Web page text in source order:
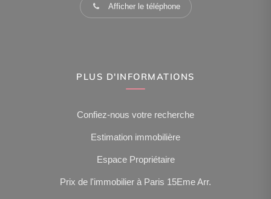
Afficher le téléphone
PLUS D'INFORMATIONS
Confiez-nous votre recherche
Estimation immobilière
Espace Propriétaire
Prix de l'immobilier à Paris 15Eme Arr.